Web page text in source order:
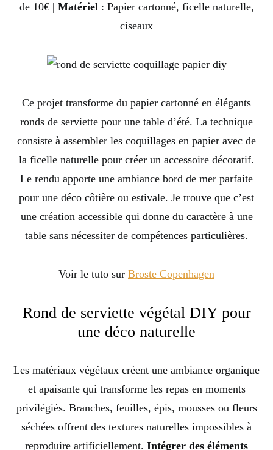
de 10€ | Matériel: Papier cartonné, ficelle naturelle,
ciseaux
Ce projet transforme du papier cartonné en élégants
ronds de serviette pour une table d’été. La technique
consiste à assembler les coquillages en papier avec de
la ficelle naturelle pour créer un accessoire décoratif.
Le rendu apporte une ambiance bord de mer parfaite
pour une déco côtière ou estivale. Je trouve que c’est
une création accessible qui donne du caractère à une
table sans nécessiter de compétences particulières.
Voir le tuto sur Broste Copenhagen
Rond de serviette végétal DIY pour
une déco naturelle
Les matériaux végétaux créent une ambiance organique
et apaisante qui transforme les repas en moments
privilégiés. Branches, feuilles, épis, mousses ou fleurs
séchées offrent des textures naturelles impossibles à
reproduire artificiellement. Intégrer des éléments